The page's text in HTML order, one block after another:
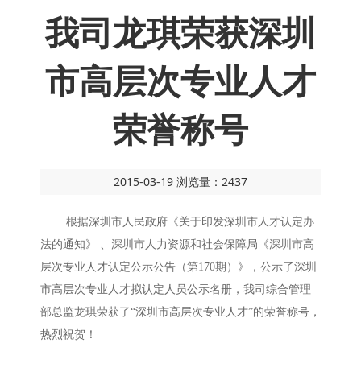
我司龙琪荣获深圳
市高层次专业人才
荣誉称号
2015-03-19 浏览量：2437
根据深圳市人民政府《关于印发深圳市人才认定办
法的通知》 、深圳市人力资源和社会保障局《深圳市高
层次专业人才认定公示公告（第170期）》，公示了深圳
市高层次专业人才拟认定人员公示名册，我司综合管理
部总监龙琪荣获了“深圳市高层次专业人才”的荣誉称号，
热烈祝贺！